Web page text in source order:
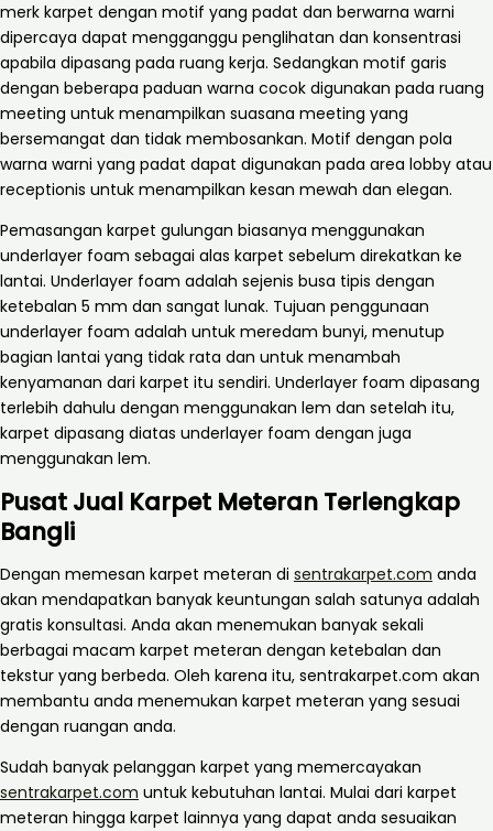
merk karpet dengan motif yang padat dan berwarna warni
dipercaya dapat mengganggu penglihatan dan konsentrasi
apabila dipasang pada ruang kerja. Sedangkan motif garis
dengan beberapa paduan warna cocok digunakan pada ruang
meeting untuk menampilkan suasana meeting yang
bersemangat dan tidak membosankan. Motif dengan pola
warna warni yang padat dapat digunakan pada area lobby atau
receptionis untuk menampilkan kesan mewah dan elegan.
Pemasangan karpet gulungan biasanya menggunakan
underlayer foam sebagai alas karpet sebelum direkatkan ke
lantai. Underlayer foam adalah sejenis busa tipis dengan
ketebalan 5 mm dan sangat lunak. Tujuan penggunaan
underlayer foam adalah untuk meredam bunyi, menutup
bagian lantai yang tidak rata dan untuk menambah
kenyamanan dari karpet itu sendiri. Underlayer foam dipasang
terlebih dahulu dengan menggunakan lem dan setelah itu,
karpet dipasang diatas underlayer foam dengan juga
menggunakan lem.
Pusat Jual Karpet Meteran Terlengkap
Bangli
Dengan memesan karpet meteran di sentrakarpet.com anda
akan mendapatkan banyak keuntungan salah satunya adalah
gratis konsultasi. Anda akan menemukan banyak sekali
berbagai macam karpet meteran dengan ketebalan dan
tekstur yang berbeda. Oleh karena itu, sentrakarpet.com akan
membantu anda menemukan karpet meteran yang sesuai
dengan ruangan anda.
Sudah banyak pelanggan karpet yang memercayakan
sentrakarpet.com untuk kebutuhan lantai. Mulai dari karpet
meteran hingga karpet lainnya yang dapat anda sesuaikan